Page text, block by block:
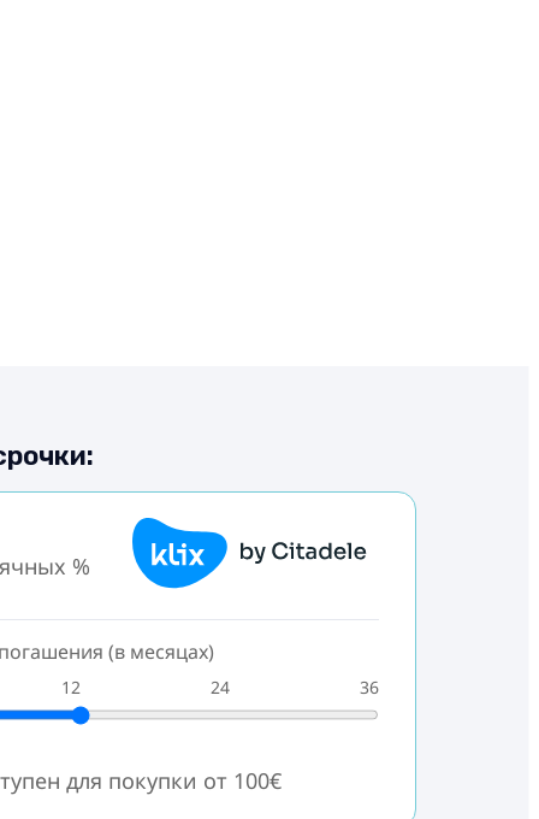
%
(в месяцах)
12 24 36
для покупки от 100€